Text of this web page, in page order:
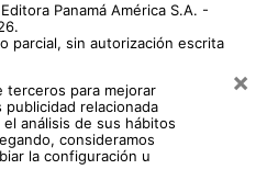
Panamá América S.A. -
parcial, sin autorización escrita
terceros para mejorar
relacionada
análisis de sus hábitos
consideramos
la configuración u
×